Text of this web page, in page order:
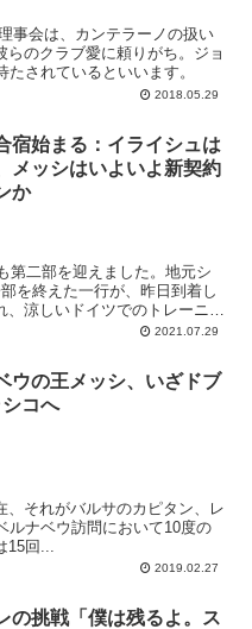
事会は、カンテラーノの扱い
のクラブ愛に頼りがち。ジョ
されているといいます。
2018.05.29
宿始まる：イライシュは
メッシはいよいよ新契約
か
第二部を迎えました。地元シ
を終えた一行が、昨日到着し
涼しいドイツでのトレーニン
ちらではシュツットガルト、
2021.07.29
ウの王メッシ、いざドブ
コへ
、それがバルサのカピタン、レ
ルナベウ訪問において10度の
回...
2019.02.27
の挑戦「僕は残るよ。ス